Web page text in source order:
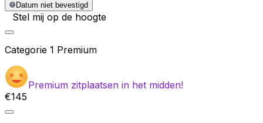
Datum niet bevestigd
Stel mij op de hoogte
Categorie 1 Premium
Premium zitplaatsen in het midden!
€145